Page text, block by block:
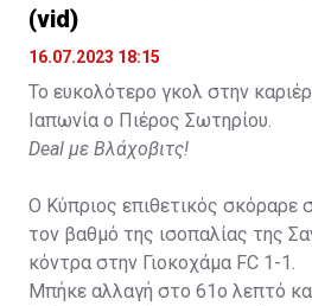
(vid)
16.07.2023 18:15
Το ευκολότερο γκολ στην
Ιαπωνία ο Πιέρος Σωτηρίου.
Deal με Βλάχοβιτς!
Ο Κύπριος επιθετικός σκόραρε
τον βαθμό της ισοπαλίας της
κόντρα στην Γιοκοχάμα FC 1-1.
Μπήκε αλλαγή στο 61ο λεπτό